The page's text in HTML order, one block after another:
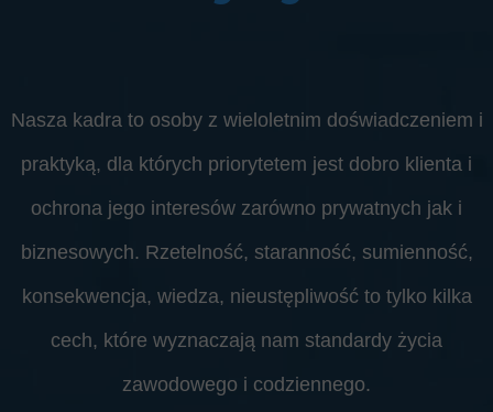
Nasza kadra to osoby z wieloletnim doświadczeniem i
praktyką, dla których priorytetem jest dobro klienta i
ochrona jego interesów zarówno prywatnych jak i
biznesowych. Rzetelność, staranność, sumienność,
konsekwencja, wiedza, nieustępliwość to tylko kilka
cech, które wyznaczają nam standardy życia
zawodowego i codziennego.